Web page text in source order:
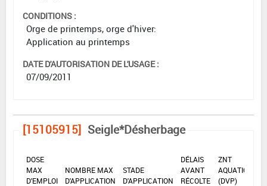
CONDITIONS :
Orge de printemps, orge d'hiver:
Application au printemps
DATE D'AUTORISATION DE L'USAGE :
07/09/2011
[15105915] Seigle*Désherbage
DOSE
MAX
D'EMPLOI
NOMBRE MAX
D'APPLICATION
STADE
D'APPLICATION
DÉLAIS
AVANT
RÉCOLTE
ZNT
AQUATIQUE
(DVP)